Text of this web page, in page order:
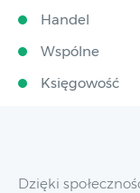
Handel
Wspólne
Księgowość
Dzięki